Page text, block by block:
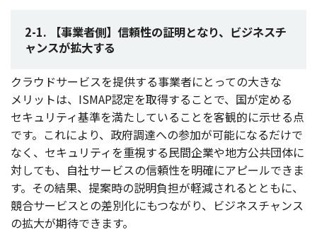
2-1. 【事業者側】信頼性の証明となり、ビジネスチ
ャンスが拡大する
クラウドサービスを提供する事業者にとっての大きな
メリットは、ISMAP認定を取得することで、国が定める
セキュリティ基準を満たしていることを客観的に示せる点
です。これにより、 政府調達への参加が可能になるだけで
なく、 セキュリティを重視する民間企業や地方公共団体に
対しても、 自社サービスの信頼性を明確にアピールできま
す。その結果、 提案時の説明負担が軽減されるとともに、
競合サービスとの差別化にもつながり、 ビジネスチャンス
の拡大が期待できます。